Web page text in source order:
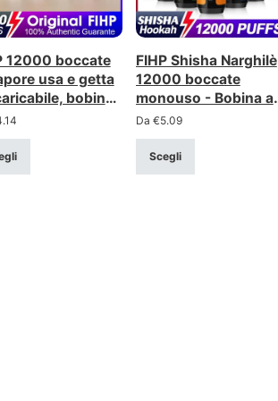
12000 boccate
usa e getta
bobina
display a LED
FIHP Shisha Narghilè
12000 boccate
monouso - Bobina a
rete da 0,6Ω, display
a LED
Da €5.09
Scegli